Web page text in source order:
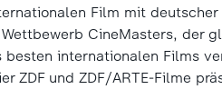
Film mit
CineMasters, der
internationalen Films
ZDF und ZDF/ARTE-Filme